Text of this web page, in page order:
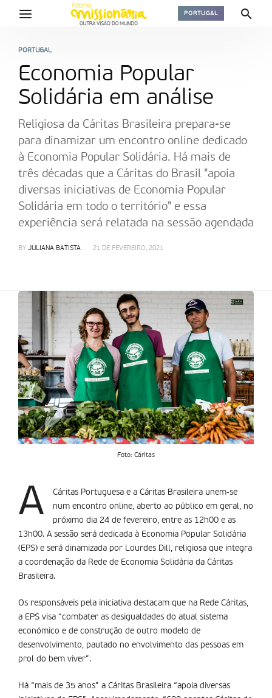
PORTUGAL
PORTUGAL
Economia Popular
Solidária em análise
Religiosa da Cáritas Brasileira prepara-se
para dinamizar um encontro online dedicado
à Economia Popular Solidária. Há mais de
três décadas que a Cáritas do Brasil "apoia
diversas iniciativas de Economia Popular
Solidária em todo o território" e essa
experiência será relatada na sessão agendada
BY JULIANA BATISTA 21 DE FEVEREIRO, 2021
Foto: Cáritas
A
Cáritas Portuguesa e a Cáritas Brasileira unem-se
num encontro online, aberto ao público em geral, no
próximo dia 24 de fevereiro, entre as 12h00 e as
13h00. A sessão será dedicada à Economia Popular Solidária
(EPS) e será dinamizada por Lourdes Dill, religiosa que integra
a coordenação da Rede de Economia Solidária da Cáritas
Brasileira.
Os responsáveis pela iniciativa destacam que na Rede Cáritas,
a EPS visa “combater as desigualdades do atual sistema
económico e de construção de outro modelo de
desenvolvimento, pautado no envolvimento das pessoas em
prol do bem viver”.
Há “mais de 35 anos” a Cáritas Brasileira “apoia diversas